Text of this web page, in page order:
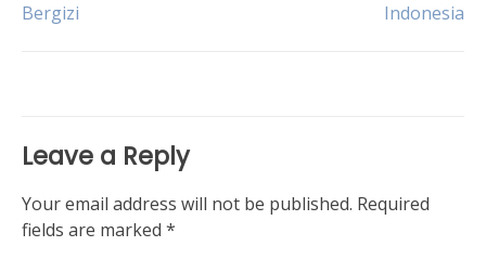
navigation
Bergizi
Indonesia
Leave a Reply
Your email address will not be published. Required
fields are marked *